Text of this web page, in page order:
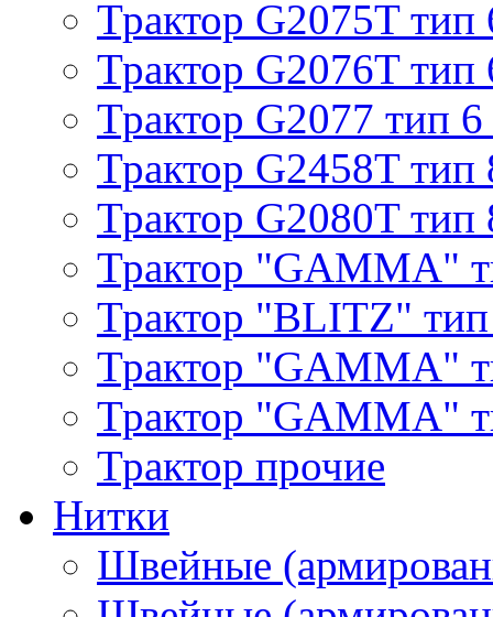
Трактор G2075T тип
Трактор G2076T тип
Трактор G2077 тип 6
Трактор G2458T тип
Трактор G2080T тип
Трактор "GAMMA"
Трактор "BLITZ"
Трактор "GAMMA"
Трактор "GAMMA"
Трактор прочие
Нитки
Швейные